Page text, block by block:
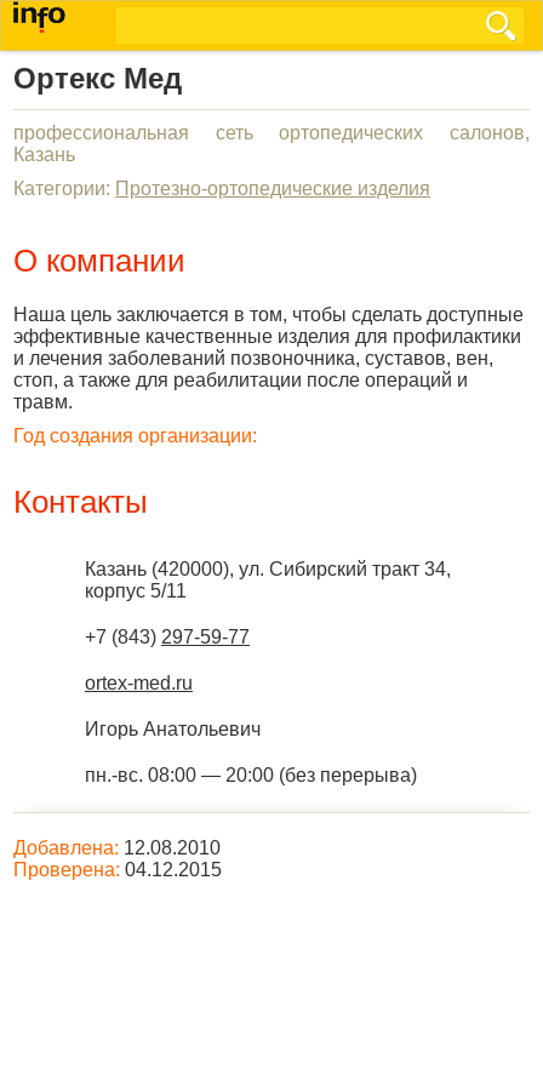
Ортекс Мед
профессиональная сеть ортопедических салонов,
Казань
Категории: Протезно-ортопедические изделия
О компании
Наша цель заключается в том, чтобы сделать доступные
эффективные качественные изделия для профилактики
и лечения заболеваний позвоночника, суставов, вен,
стоп, а также для реабилитации после операций и
травм.
Год создания организации:
Контакты
Казань (420000), ул. Сибирский тракт 34,
корпус 5/11
+7 (843) 297-59-77
ortex-med.ru
Игорь Анатольевич
пн.-вс. 08:00 — 20:00 (без перерыва)
Добавлена: 12.08.2010
Проверена: 04.12.2015